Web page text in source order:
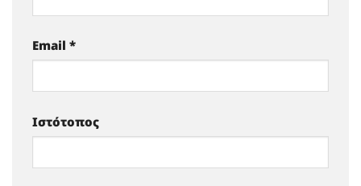
Email *
Ιστότοπος